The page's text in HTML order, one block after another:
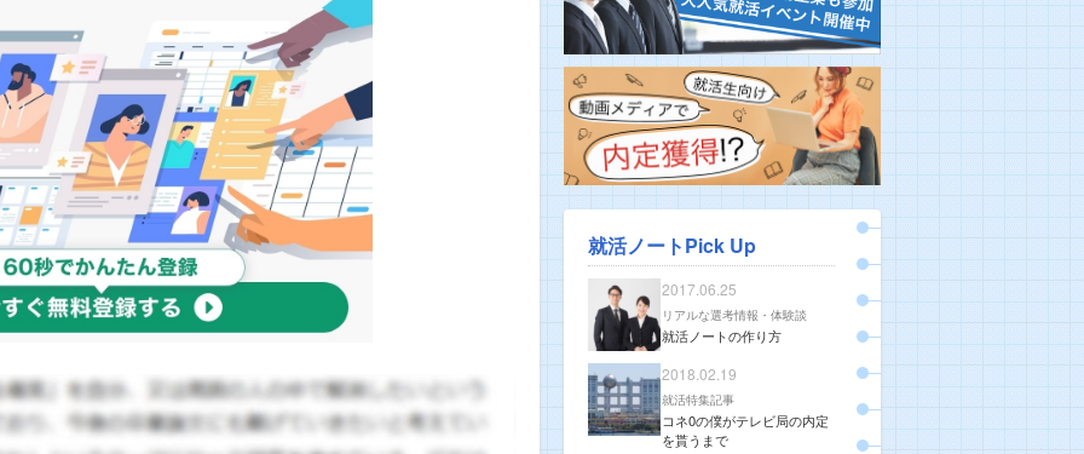
就活ノートPick Up
2017.06.25
リアルな選考情報・体験談
就活ノートの作り方
2018.02.19
就活特集記事
コネ0の僕がテレビ局の内定
を貰うまで